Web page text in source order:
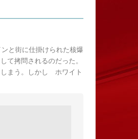
と街に仕掛けられた核爆
て拷問されるのだった。
しまう。しかし ホワイト